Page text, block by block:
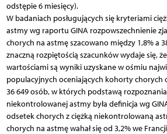
odstępie 6 miesięcy).
W badaniach posługujących się kryteriami
astmy wg raportu GINA rozpowszechnienie
chorych na astmę szacowano między 1,8% a
znaczną rozpiętością szacunków wydaje się,
wartościami są wyniki uzyskane w ośmiu
populacyjnych oceniających kohorty chorych
36 649 osób, w których podstawą
niekontrolowanej astmy była definicja wg
odsetek chorych z ciężką niekontrolowaną
chorych na astmę wahał się od 3,2% we